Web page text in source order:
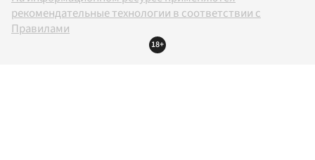
рекомендательные технологии в соответствии с
Правилами
18+